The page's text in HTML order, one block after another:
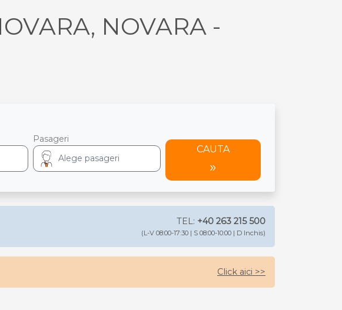
NOVARA -
Pasageri
CAUTA
TEL: +40 263 215 500
(L-V 08:00-17:30 | S 08:00-10:00 | D Inchis)
Click aici >>